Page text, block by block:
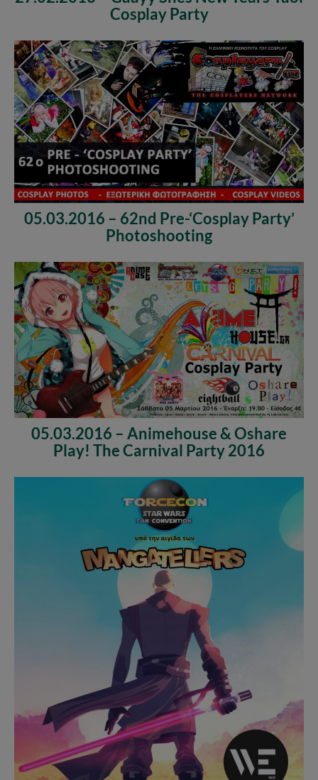
Cosplay Party
05.03.2016 – 62nd Pre-‘Cosplay Party’
Photoshooting
05.03.2016 – Animehouse & Oshare
Play! The Carnival Party 2016